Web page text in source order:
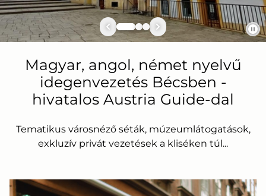
Magyar, angol, német nyelvű
idegenvezetés Bécsben -
hivatalos Austria Guide-dal
Tematikus városnéző séták, múzeumlátogatások,
exkluzív privát vezetések a kliséken túl...